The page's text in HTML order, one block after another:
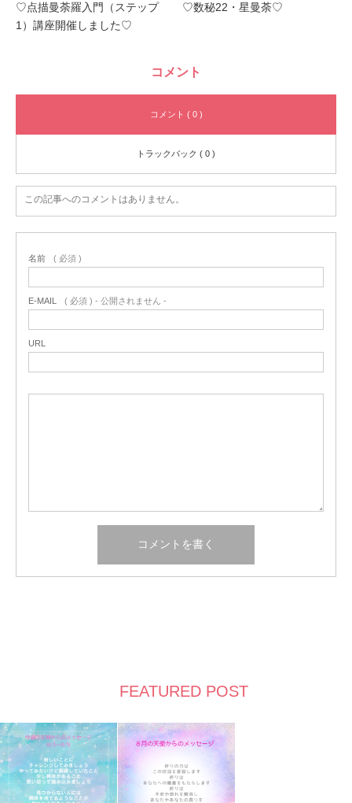
♡点描曼荼羅入門（ステップ
1）講座開催しました♡
♡数秘22・星曼荼♡
コメント
コメント ( 0 )
トラックバック ( 0 )
この記事へのコメントはありません。
名前 ( 必須 )
E-MAIL ( 必須 ) - 公開されません -
URL
FEATURED POST